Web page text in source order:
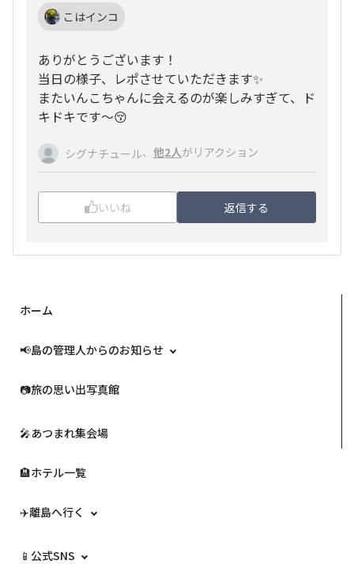
こはインコ
ありがとうございます！
当日の様子、レポさせていただきます✨
またいんこちゃんに会えるのが楽しみすぎて、ド
キドキです〜😚
シグナチュール、 他2人がリアクション
いいね 返信する
ホーム
📢島の管理人からのお知らせ
📷️旅の思い出写真館
🎤あつまれ集会場
🏨ホテル一覧
✈️離島へ行く
📱公式SNS